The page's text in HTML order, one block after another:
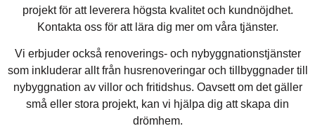
projekt för att leverera högsta kvalitet och kundnöjdhet.
Kontakta oss för att lära dig mer om våra tjänster.
Vi erbjuder också renoverings- och nybyggnationstjänster
som inkluderar allt från husrenoveringar och tillbyggnader till
nybyggnation av villor och fritidshus. Oavsett om det gäller
små eller stora projekt, kan vi hjälpa dig att skapa din
drömhem.